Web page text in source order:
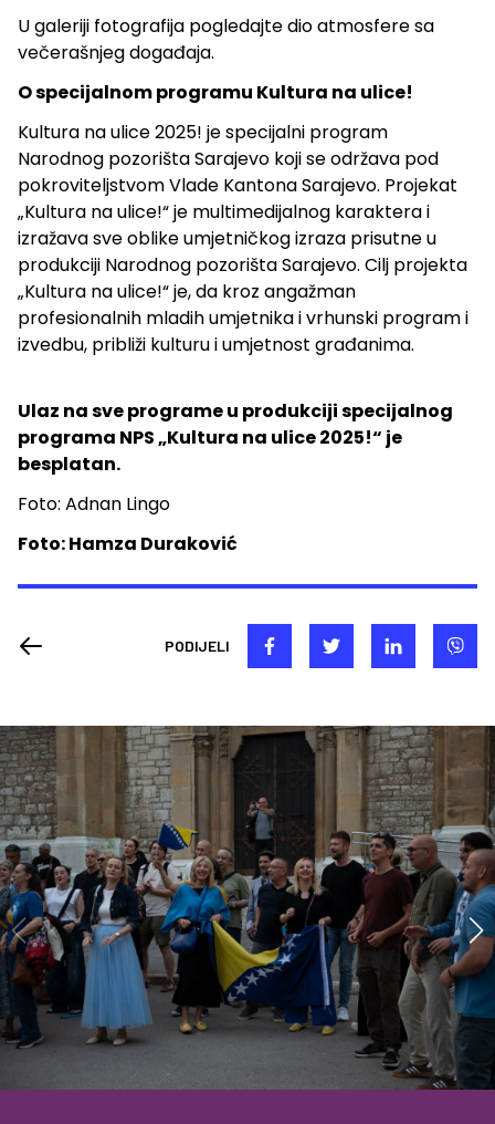
U galeriji fotografija pogledajte dio atmosfere sa
večerašnjeg događaja.
O specijalnom programu Kultura na ulice!
Kultura na ulice 2025! je specijalni program
Narodnog pozorišta Sarajevo koji se održava pod
pokroviteljstvom Vlade Kantona Sarajevo. Projekat
„Kultura na ulice!“ je multimedijalnog karaktera i
izražava sve oblike umjetničkog izraza prisutne u
produkciji Narodnog pozorišta Sarajevo. Cilj projekta
„Kultura na ulice!“ je, da kroz angažman
profesionalnih mladih umjetnika i vrhunski program i
izvedbu, približi kulturu i umjetnost građanima.
Ulaz na sve programe u produkciji specijalnog
programa NPS „Kultura na ulice 2025!“ je
besplatan.
Foto: Adnan Lingo
Foto: Hamza Duraković
PODIJELI